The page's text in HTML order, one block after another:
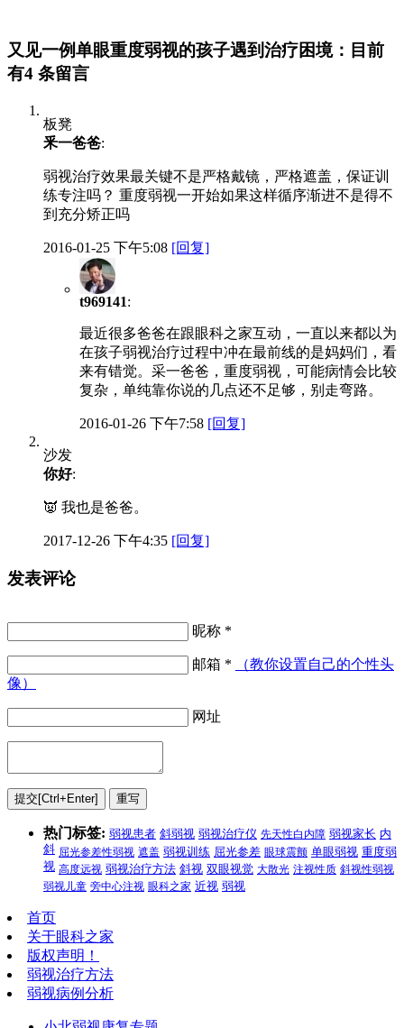
又见一例单眼重度弱视的孩子遇到治疗困境：目前
有4 条留言
板凳
釆一爸爸:
弱视治疗效果最关键不是严格戴镜，严格遮盖，保证训
练专注吗？ 重度弱视一开始如果这样循序渐进不是得不
到充分矫正吗
2016-01-25 下午5:08 [回复]
t969141:
最近很多爸爸在跟眼科之家互动，一直以来都以为
在孩子弱视治疗过程中冲在最前线的是妈妈们，看
来有错觉。采一爸爸，重度弱视，可能病情会比较
复杂，单纯靠你说的几点还不足够，别走弯路。
2016-01-26 下午7:58 [回复]
沙发
你好:
👿 我也是爸爸。
2017-12-26 下午4:35 [回复]
发表评论
昵称 *
邮箱 *
（教你设置自己的个性头
像）
网址
热门标签: 弱视患者 斜弱视 弱视治疗仪 先天性白内障 弱视家长 内
斜 屈光参差性弱视 遮盖 弱视训练 屈光参差 眼球震颤 单眼弱视 重度弱
视 高度远视 弱视治疗方法 斜视 双眼视觉 大散光 注视性质 斜视性弱视
弱视儿童 旁中心注视 眼科之家 近视 弱视
首页
关于眼科之家
版权声明！
弱视治疗方法
弱视病例分析